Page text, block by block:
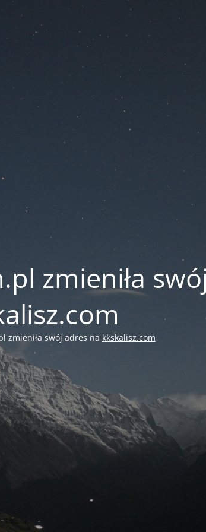
zmieniła
zmieniła swój adres na kkskalisz.com